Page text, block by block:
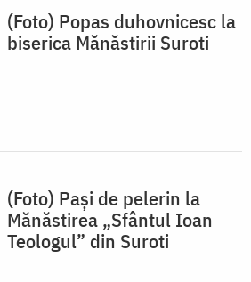
(Foto) Popas duhovnicesc la
biserica Mănăstirii Suroti
(Foto) Pași de pelerin la
Mănăstirea „Sfântul Ioan
Teologul” din Suroti